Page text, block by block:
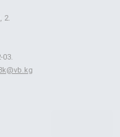
2.
03.